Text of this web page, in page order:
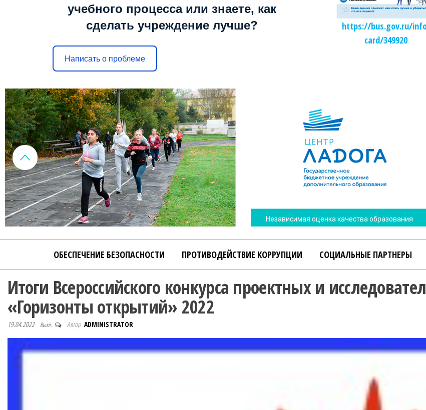
учебного процесса или знаете, как
сделать учреждение лучше?
Написать о проблеме
https://bus.gov.ru/
card/349920
Независимая оценка качества образования
Независимая оценка качества образования
ОБЕСПЕЧЕНИЕ БЕЗОПАСНОСТИ ПРОТИВОДЕЙСТВИЕ КОРРУПЦИИ СОЦИАЛЬНЫЕ ПАРТНЕРЫ
Итоги Всероссийского конкурса проектных и
«Горизонты открытий» 2022
19.04.2022 Выкл. Автор ADMINISTRATOR